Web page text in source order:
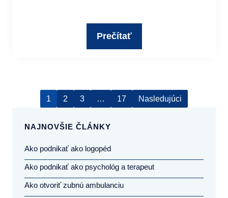
Prečítať
1 2 3 … 17 Nasledujúci
NAJNOVŠIE ČLÁNKY
Ako podnikať ako logopéd
Ako podnikať ako psychológ a terapeut
Ako otvoriť zubnú ambulanciu